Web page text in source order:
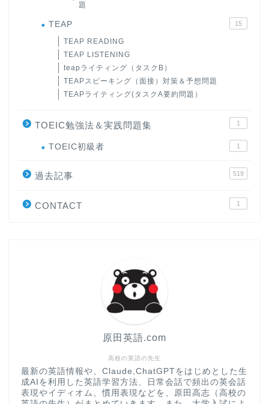
題
TEAP 15
TEAP READING
TEAP LISTENING
teapライティング（タスクB）
TEAPスピーキング（面接）対策＆予想問題
TEAPライティング(タスクA要約問題）
TOEIC勉強法＆実践問題集 1
TOEIC初級者 1
過去記事 519
CONTACT 1
高校の英語の先生
原田英語.com
最新の英語情報や、Claude,ChatGPTをはじめとした生
成AIを利用した英語学習方法、日常会話で頻出の英会話
表現やイディオム、慣用表現などを、原田高志（高校の
大学入試英語対策講座
英語名言・格言・カッコい
い英語＆素敵な英文フレー
CONTACT